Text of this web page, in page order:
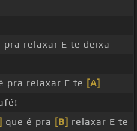
pra relaxar E te deixa
pra relaxar E te [A]
que é pra [B] relaxar E te